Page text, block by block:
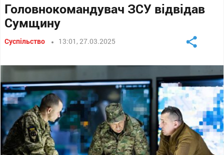
Головнокомандувач ЗСУ відвідав
Сумщину
Суспільство 13:01, 27.03.2025